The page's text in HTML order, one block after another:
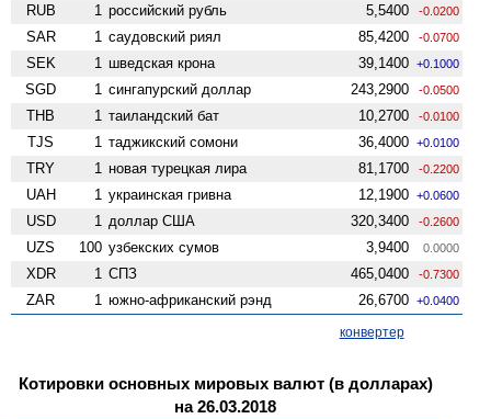
RUB 1 российский рубль 5,5400 -0.0200
SAR 1 саудовский риял 85,4200 -0.0700
SEK 1 шведская крона 39,1400 +0.1000
SGD 1 сингапурский доллар 243,2900 -0.0500
THB 1 таиландский бат 10,2700 -0.0100
TJS 1 таджикский сомони 36,4000 +0.0100
TRY 1 новая турецкая лира 81,1700 -0.2200
UAH 1 украинская гривна 12,1900 +0.0600
USD 1 доллар США 320,3400 -0.2600
UZS 100 узбекских сумов 3,9400 0.0000
XDR 1 СПЗ 465,0400 -0.7300
ZAR 1 южно-африканский рэнд 26,6700 +0.0400
конвертер
Котировки основных мировых валют (в долларах)
на 26.03.2018